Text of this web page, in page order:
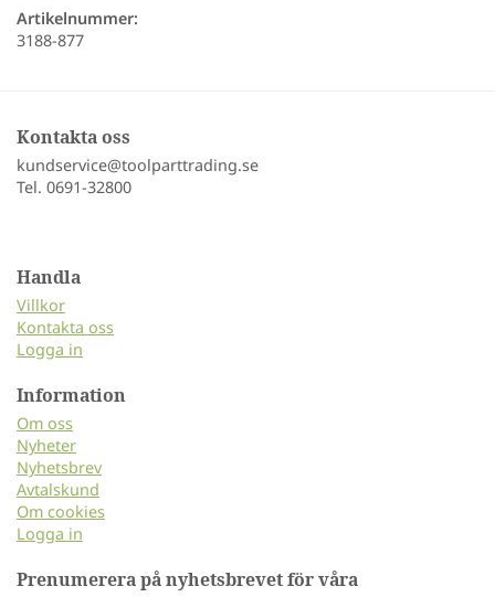
Artikelnummer:
3188-877
Kontakta oss
kundservice@toolparttrading.se
Tel. 0691-32800
Handla
Villkor
Kontakta oss
Logga in
Information
Om oss
Nyheter
Nyhetsbrev
Avtalskund
Om cookies
Logga in
Prenumerera på nyhetsbrevet för våra